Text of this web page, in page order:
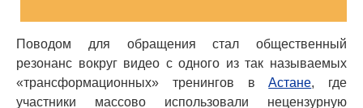
Поводом для обращения стал общественный
резонанс вокруг видео с одного из так называемых
«трансформационных» тренингов вАстане, где
участники массово использовали нецензурную